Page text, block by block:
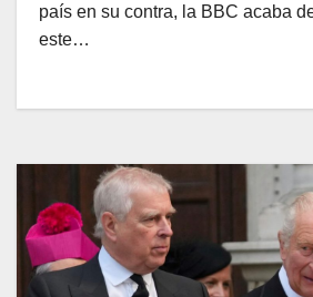
país en su contra, la BBC acaba
este…